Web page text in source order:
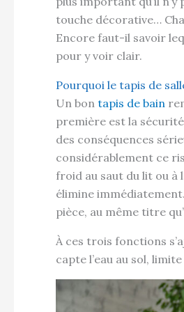
touche décorative…
Encore faut-il savoir
pour y voir clair.
Pourquoi le tapis de
Un bon tapis de bain
première est la
des conséquences
considérablement ce
froid au saut du lit ou à
élimine
pièce, au même titre
À ces trois fonctions
capte l’eau au sol,